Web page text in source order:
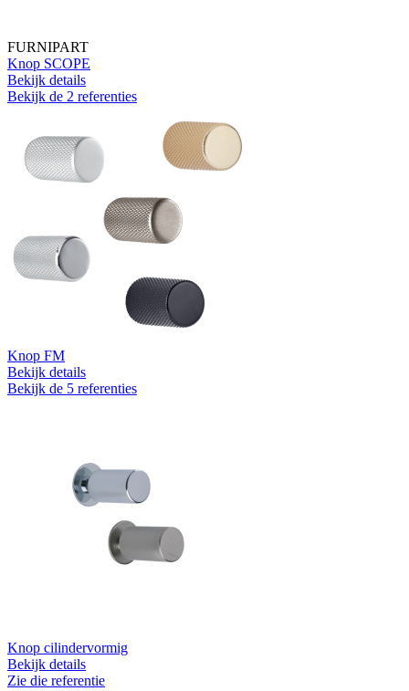
FURNIPART
Knop SCOPE
Bekijk details
Bekijk de 2 referenties
Knop FM
Bekijk details
Bekijk de 5 referenties
Knop cilindervormig
Bekijk details
Zie die referentie